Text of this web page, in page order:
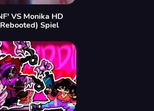
VS Monika HD
Spiel